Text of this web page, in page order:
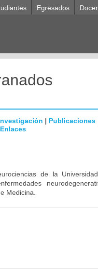
Egresados
| Publicaciones
Enlaces
de la
Medicina.